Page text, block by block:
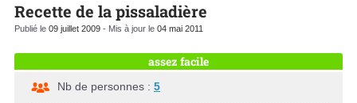
Recette de la pissaladière
Publié le 09 juillet 2009 - Mis à jour le 04 mai 2011
assez facile
Nb de personnes : 5